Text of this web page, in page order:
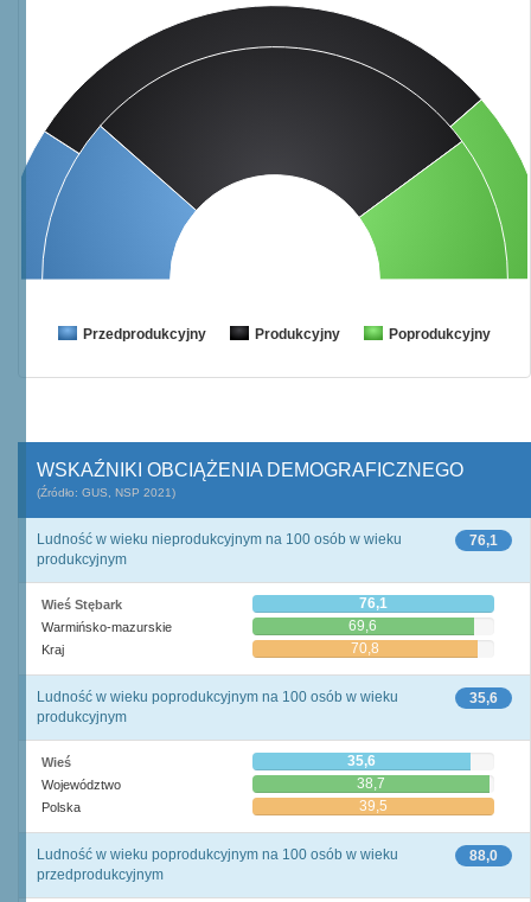
Przedprodukcyjny Produkcyjny Poprodukcyjny
WSKAŹNIKI OBCIĄŻENIA DEMOGRAFICZNEGO
(Źródło: GUS, NSP 2021)
76,1
Ludność w wieku nieprodukcyjnym na 100 osób w wieku
produkcyjnym
Wieś Stębark 76,1
Warmińsko-mazurskie 69,6
Kraj 70,8
35,6
Ludność w wieku poprodukcyjnym na 100 osób w wieku
produkcyjnym
Wieś 35,6
Województwo 38,7
Polska 39,5
88,0
Ludność w wieku poprodukcyjnym na 100 osób w wieku
przedprodukcyjnym